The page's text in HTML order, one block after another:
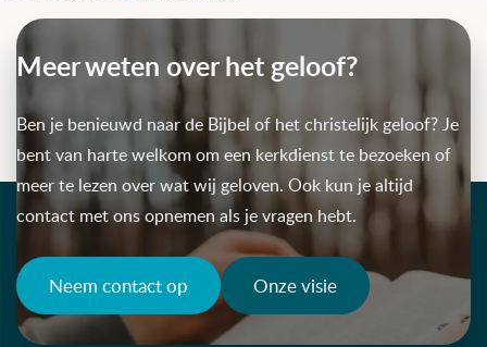
Meer weten over het geloof?
Ben je benieuwd naar de Bijbel of het christelijk geloof? Je
bent van harte welkom om een kerkdienst te bezoeken of
meer te lezen over wat wij geloven. Ook kun je altijd
contact met ons opnemen als je vragen hebt.
Neem contact op Onze visie